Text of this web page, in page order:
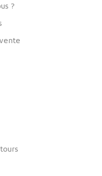
?